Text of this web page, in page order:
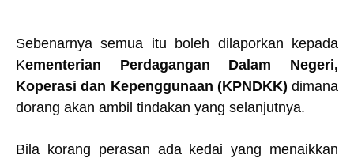
Sebenarnya semua itu boleh dilaporkan kepada
Kementerian Perdagangan Dalam Negeri,
Koperasi dan Kepenggunaan (KPNDKK) dimana
dorang akan ambil tindakan yang selanjutnya.
Bila korang perasan ada kedai yang menaikkan